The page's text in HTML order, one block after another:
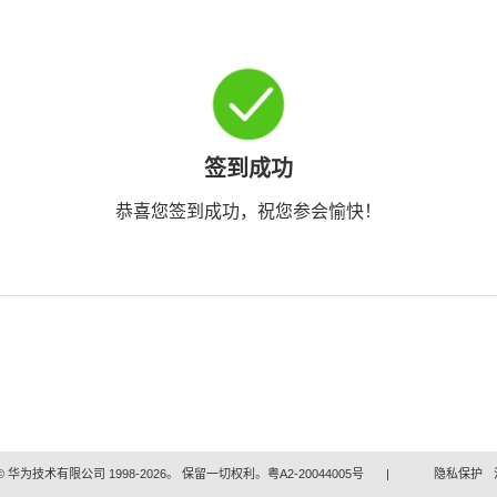
签到成功
恭喜您签到成功，祝您参会愉快！
华为技术有限公司 1998-2026。 保留一切权利。粤A2-20044005号 | 隐私保护